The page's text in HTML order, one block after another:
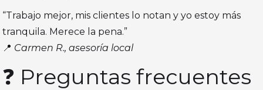
“Trabajo mejor, mis clientes lo notan y yo estoy más
tranquila. Merece la pena.”
📍 Carmen R., asesoría local
❓ Preguntas frecuentes